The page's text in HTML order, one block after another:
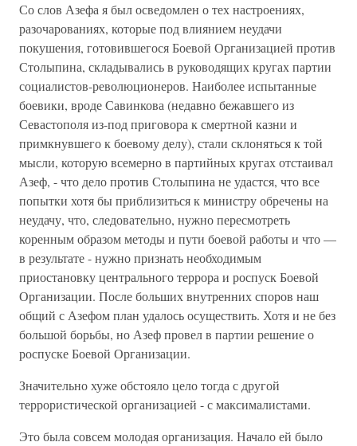
Со слов Азефа я был осведомлен о тех настроениях,
разочарованиях, которые под влиянием неудачи
покушения, готовившегося Боевой Организацией против
Столыпина, складывались в руководящих кругах партии
социалистов-революционеров. Наиболее испытанные
боевики, вроде Савинкова (недавно бежавшего из
Севастополя из-под приговора к смертной казни и
примкнувшего к боевому делу), стали склоняться к той
мысли, которую всемерно в партийных кругах отстаивал
Азеф, - что дело против Столыпина не удастся, что все
попытки хотя бы приблизиться к министру обречены на
неудачу, что, следовательно, нужно пересмотреть
коренным образом методы и пути боевой работы и что —
в результате - нужно признать необходимым
приостановку центрального террора и роспуск Боевой
Организации. После больших внутренних споров наш
общий с Азефом план удалось осуществить. Хотя и не без
большой борьбы, но Азеф провел в партии решение о
роспуске Боевой Организации.
Значительно хуже обстояло цело тогда с другой
террористической организацией - с максималистами.
Это была совсем молодая организация. Начало ей было